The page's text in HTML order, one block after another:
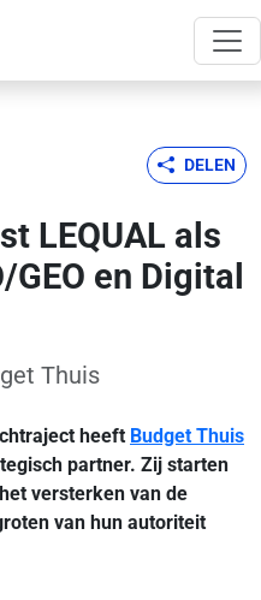
DELEN
LEQUAL als
en Digital
Thuis
heeft Budget Thuis
partner. Zij starten
versterken van de
van hun autoriteit